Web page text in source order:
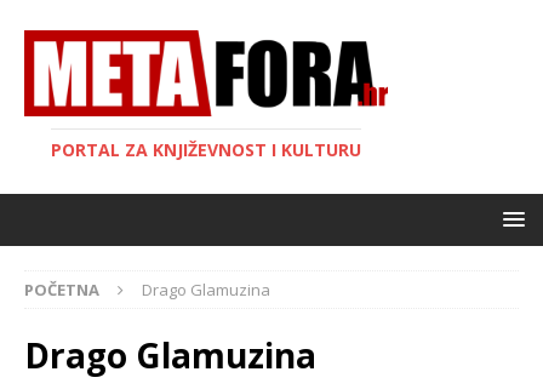
PORTAL ZA KNJIŽEVNOST I KULTURU
POČETNA Drago Glamuzina
Drago Glamuzina